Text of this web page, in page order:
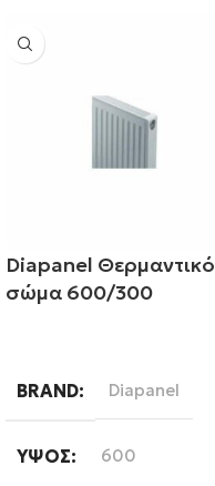
Diapanel Θερμαντικό
σώμα 600/300
BRAND Diapanel
ΎΨΟΣ 600